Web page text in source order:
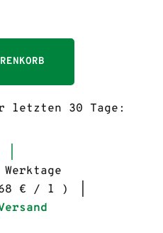
letzten 30 Tage:
€ / l )